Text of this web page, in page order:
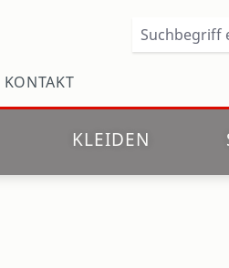
KONTAKT
KLEIDEN